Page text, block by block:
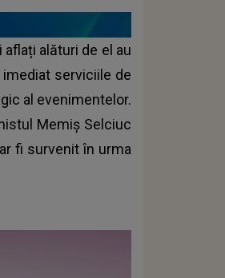
alături de el au
serviciile de
al evenimentelor.
Memiș Selciuc
fi survenit în urma